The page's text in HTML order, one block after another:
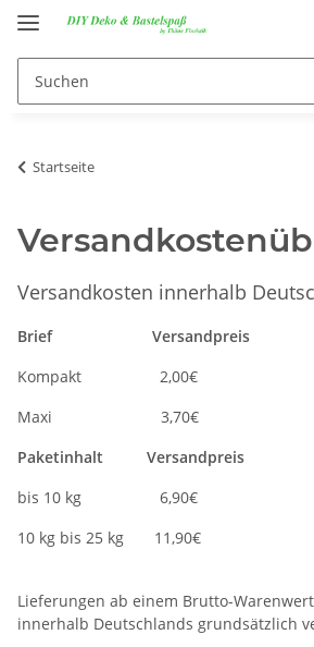
Startseite
Versandkosten innerhalb
Brief Versandpreis
Kompakt 2,00€
Maxi 3,70€
Paketinhalt Versandpreis
bis 10 kg 6,90€
10 kg bis 25 kg 11,90€
Lieferungen ab einem Brutto-
innerhalb Deutschlands grundsätzlich